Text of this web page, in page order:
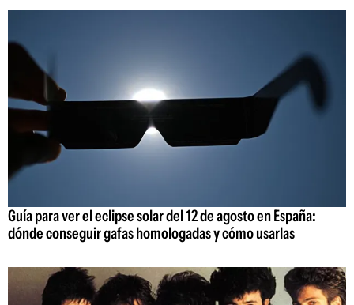
Guía para ver el eclipse solar del 12 de agosto en España:
dónde conseguir gafas homologadas y cómo usarlas